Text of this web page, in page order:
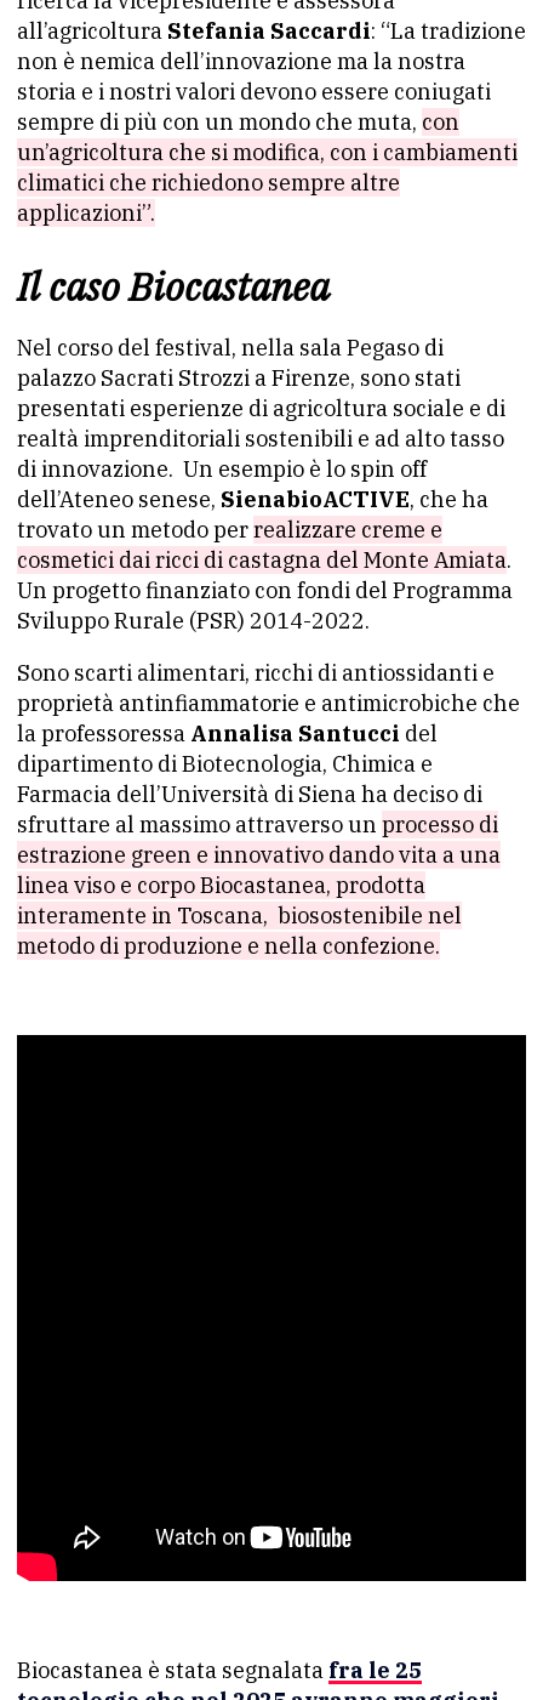
all’agricoltura Stefania Saccardi: “La tradizione
non è nemica dell’innovazione ma la nostra
storia e i nostri valori devono essere coniugati
sempre di più con un mondo che muta, con
un’agricoltura che si modifica, con i cambiamenti
climatici che richiedono sempre altre
applicazioni”.
Il caso Biocastanea
Nel corso del festival, nella sala Pegaso di
palazzo Sacrati Strozzi a Firenze, sono stati
presentati esperienze di agricoltura sociale e di
realtà imprenditoriali sostenibili e ad alto tasso
di innovazione. Un esempio è lo spin off
dell’Ateneo senese, SienabioACTIVE, che ha
trovato un metodo perrealizzare creme e
cosmetici dai ricci di castagna del Monte Amiata.
Un progetto finanziato con fondi del Programma
Sviluppo Rurale (PSR) 2014-2022.
Sono scarti alimentari, ricchi di antiossidanti e
proprietà antinfiammatorie e antimicrobiche che
la professoressa Annalisa Santucci del
dipartimento di Biotecnologia, Chimica e
Farmacia dell’Università di Siena ha deciso di
sfruttare al massimo attraverso un processo di
estrazione green e innovativo dando vita a una
linea viso e corpo Biocastanea, prodotta
interamente in Toscana, biosostenibile nel
metodo di produzione e nella confezione.
Biocastanea è stata segnalata fra le 25